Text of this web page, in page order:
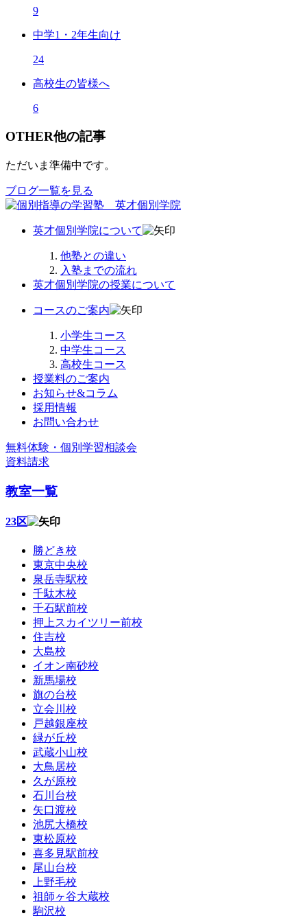
9
中学1・2年生向け
24
高校生の皆様へ
6
OTHER他の記事
ただいま準備中です。
ブログ一覧を見る
英才個別学院について
他塾との違い
入塾までの流れ
英才個別学院の授業について
コースのご案内
小学生コース
中学生コース
高校生コース
授業料のご案内
お知らせ&コラム
採用情報
お問い合わせ
無料体験・個別学習相談会
資料請求
教室一覧
23区
勝どき校
東京中央校
泉岳寺駅校
千駄木校
千石駅前校
押上スカイツリー前校
住吉校
大島校
イオン南砂校
新馬場校
旗の台校
立会川校
戸越銀座校
緑が丘校
武蔵小山校
大鳥居校
久が原校
石川台校
矢口渡校
池尻大橋校
東松原校
喜多見駅前校
尾山台校
上野毛校
祖師ヶ谷大蔵校
駒沢校